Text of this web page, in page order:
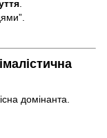
домінанта.